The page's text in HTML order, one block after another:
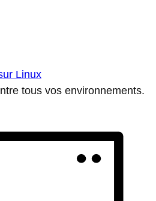
Linux
tous vos environnements.